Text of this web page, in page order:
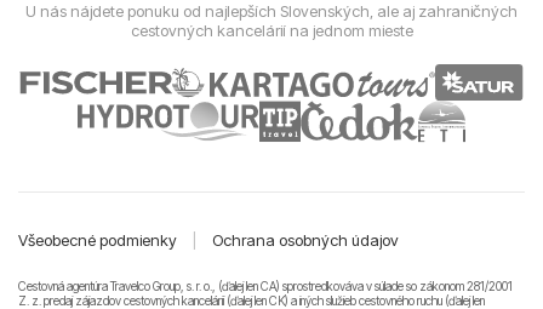
U nás nájdete ponuku od najlepších Slovenských, ale aj zahraničných
cestovných kancelárií na jednom mieste
Všeobecné podmienky Ochrana osobných údajov
Cestovná agentúra Travelco Group, s. r. o., (ďalej len CA) sprostredkováva v súlade so zákonom 281/2001
Z. z. predaj zájazdov cestovných kancelárii (ďalej len CK) a iných služieb cestovného ruchu (ďalej len